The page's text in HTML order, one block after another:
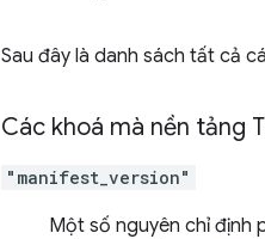
Sau đây là danh sách tất cả
Các khoá mà nền tảng
"manifest_version"
Một số nguyên chỉ định